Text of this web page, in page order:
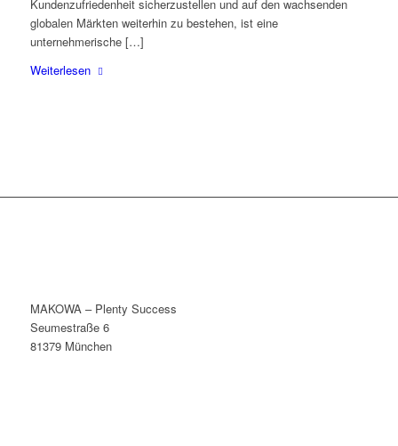
Kundenzufriedenheit sicherzustellen und auf den wachsenden
globalen Märkten weiterhin zu bestehen, ist eine
unternehmerische […]
Weiterlesen
MAKOWA – Plenty Success
Seumestraße 6
81379 München